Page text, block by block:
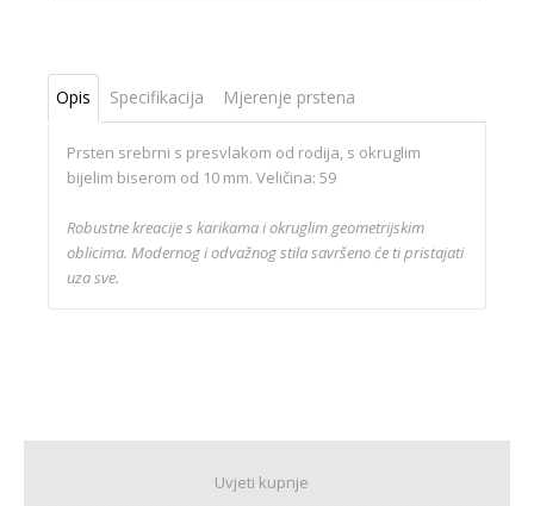
Opis Specifikacija Mjerenje prstena
Prsten srebrni s presvlakom od rodija, s okruglim
bijelim biserom od 10 mm. Veličina: 59
Robustne kreacije s karikama i okruglim geometrijskim
oblicima. Modernog i odvažnog stila savršeno će ti pristajati
uza sve.
Uvjeti kupnje